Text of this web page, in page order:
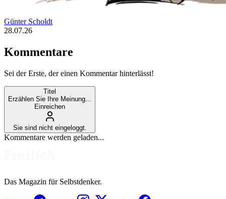
Günter Scholdt
28.07.26
Kommentare
Sei der Erste, der einen Kommentar hinterlässt!
Titel
Erzählen Sie Ihre Meinung...
Einreichen
Sie sind nicht eingeloggt.
Kommentare werden geladen...
Das Magazin für Selbstdenker.